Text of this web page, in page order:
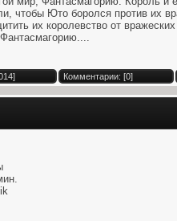
чтобы Юто боролся против их
их королевство от
Комментарии: [0]